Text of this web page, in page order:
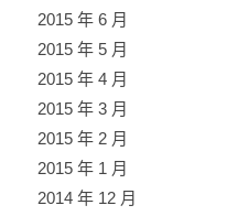
2015 年 6 月
2015 年 5 月
2015 年 4 月
2015 年 3 月
2015 年 2 月
2015 年 1 月
2014 年 12 月